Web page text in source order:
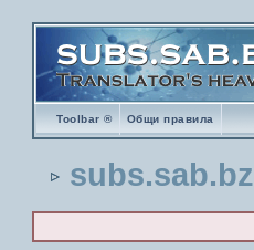
Toolbar ® Общи правила
subs.sab.bz